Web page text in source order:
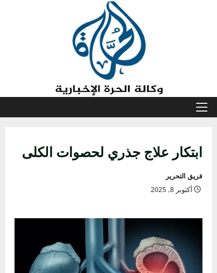
القائمة
ابتكار علاج جذري لحصوات الكلى
فريق التحرير
أكتوبر 8, 2025